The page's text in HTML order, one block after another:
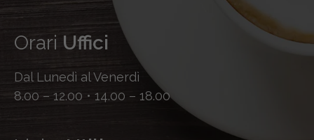
Orari Uffici
Dal Lunedì al Venerdì
8.00 – 12.00 • 14.00 – 18.00